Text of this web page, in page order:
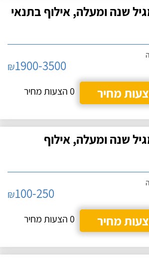
שנה ומעלה, אילוף בתנאי
₪1900-3500
מחיר
0 הצעות מחיר
שנה ומעלה, אילוף
₪100-250
מחיר
0 הצעות מחיר